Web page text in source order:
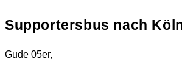
Supportersbus nach
Gude 05er,